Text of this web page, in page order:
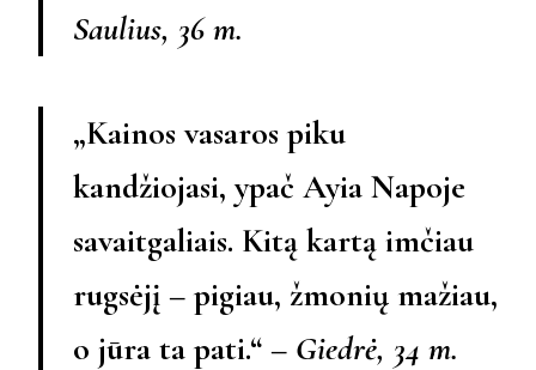
Saulius, 36 m.
„Kainos vasaros piku
kandžiojasi, ypač Ayia Napoje
savaitgaliais. Kitą kartą imčiau
rugsėjį – pigiau, žmonių mažiau,
o jūra ta pati.“ – Giedrė, 34 m.